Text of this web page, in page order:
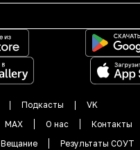
Подкасты
VK
MAX О нас
Контакты
Вещание Результаты СОУТ